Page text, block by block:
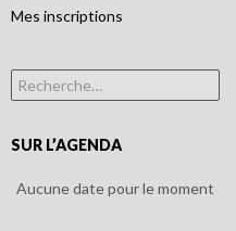
Mes inscriptions
Rechercher :
SUR L’AGENDA
Aucune date pour le moment